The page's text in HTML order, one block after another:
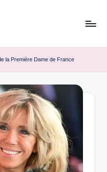
la Première Dame de France